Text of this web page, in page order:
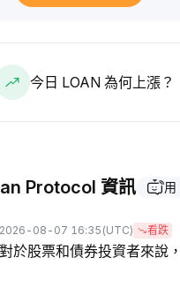
今日 LOAN 為何上漲？
Protocol 資訊
2026-08-07 16:35 (UTC) 看跌
對於股票和債券投資者來說